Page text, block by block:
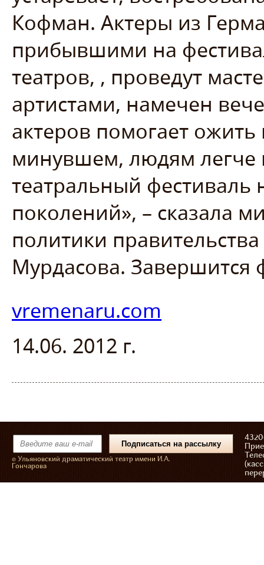
Кофман. Актеры из
прибывшими на
театров, , проведут
артистами, намечен
актеров помогает
минувшем, людям легче
театральный фестиваль
поколений», – сказала
политики
Мурдасова. Завершится
vremenaru.com
14.06. 2012 г.
© Ульяновский драматический театр имени И.А.
Гончарова